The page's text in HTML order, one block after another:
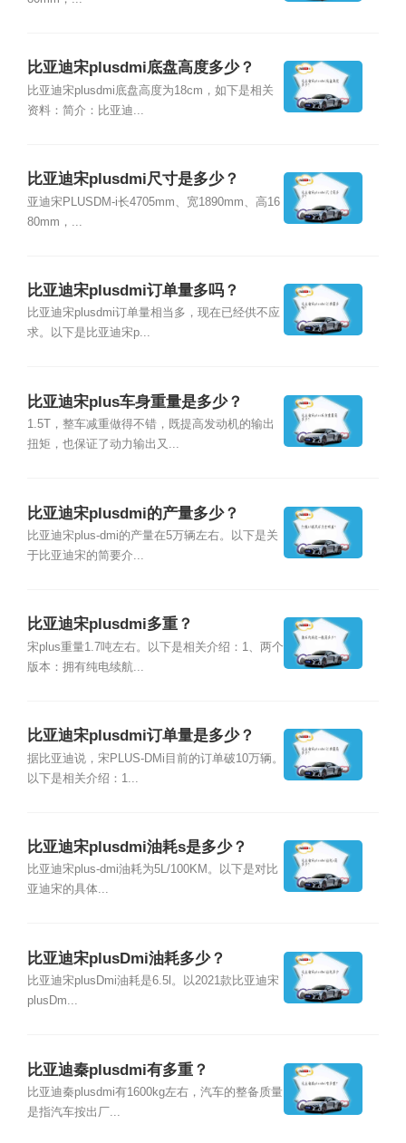
比亚迪宋plusdmi底盘高度多少？
比亚迪宋plusdmi底盘高度为18cm，如下是相关
资料：简介：比亚迪...
比亚迪宋plusdmi尺寸是多少？
亚迪宋PLUSDM-i长4705mm、宽1890mm、高16
80mm，...
比亚迪宋plusdmi订单量多吗？
比亚迪宋plusdmi订单量相当多，现在已经供不应
求。以下是比亚迪宋p...
比亚迪宋plus车身重量是多少？
1.5T，整车减重做得不错，既提高发动机的输出
扭矩，也保证了动力输出又...
比亚迪宋plusdmi的产量多少？
比亚迪宋plus-dmi的产量在5万辆左右。以下是关
于比亚迪宋的简要介...
比亚迪宋plusdmi多重？
宋plus重量1.7吨左右。以下是相关介绍：1、两个
版本：拥有纯电续航...
比亚迪宋plusdmi订单量是多少？
据比亚迪说，宋PLUS-DMi目前的订单破10万辆。
以下是相关介绍：1...
比亚迪宋plusdmi油耗s是多少？
比亚迪宋plus-dmi油耗为5L/100KM。以下是对比
亚迪宋的具体...
比亚迪宋plusDmi油耗多少？
比亚迪宋plusDmi油耗是6.5l。以2021款比亚迪宋
plusDm...
比亚迪秦plusdmi有多重？
比亚迪秦plusdmi有1600kg左右，汽车的整备质量
是指汽车按出厂...